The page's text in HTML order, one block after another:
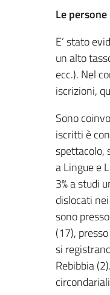
Le
E’ stato
un alto
ecc.). Nel
iscrizioni,
Sono
iscritti è
spettacolo,
a Lingue e
3% a studi
dislocati
sono
(17),
si
Rebibbia